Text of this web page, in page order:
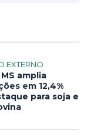
EXTERNO
amplia
em 12,4%
para soja e